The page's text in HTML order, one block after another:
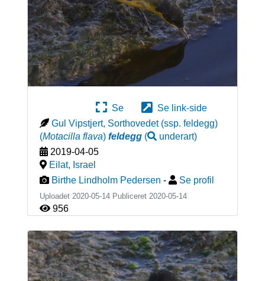
Se
Se link-side
Gul Vipstjert, Sorthovedet (ssp. feldegg)
(Motacilla flava) feldegg( underart)
2019-04-05
Eilat, Israel
Birthe Lindholm Pedersen - Se profil
Uploadet 2020-05-14 Publiceret 2020-05-14
956